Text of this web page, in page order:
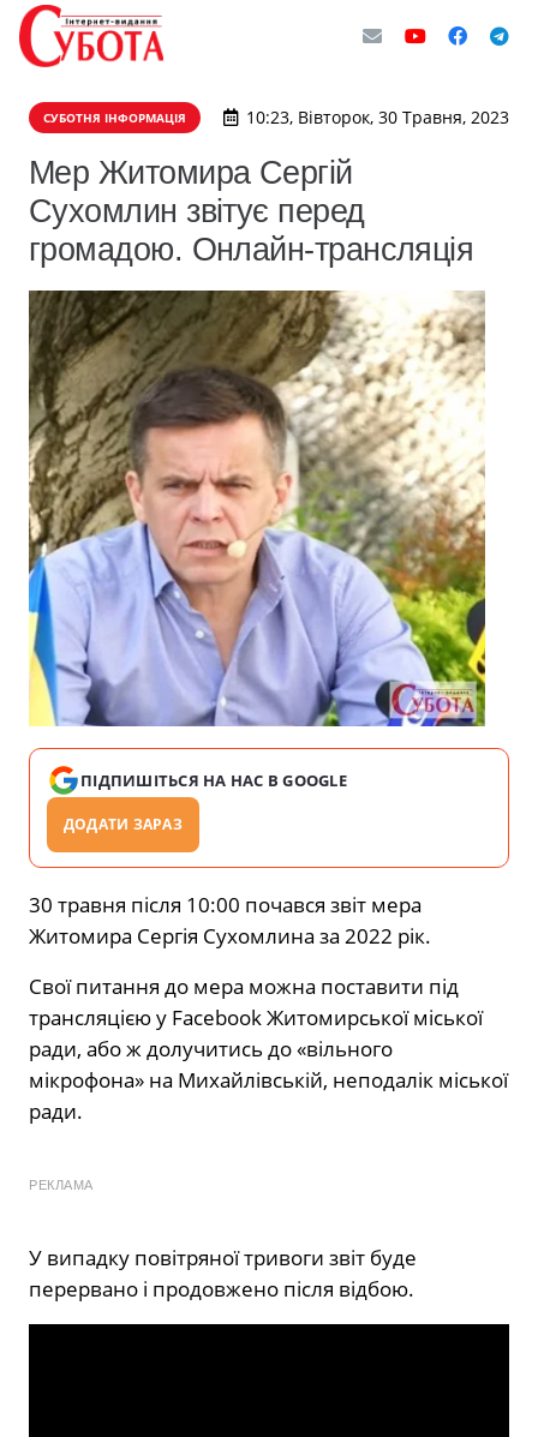
СУБОТНЯ ІНФОРМАЦІЯ 10:23, Вівторок, 30 Травня, 2023
Мер Житомира Сергій
Сухомлин звітує перед
громадою. Онлайн-трансляція
ПІДПИШІТЬСЯ НА НАС В GOOGLE
ДОДАТИ ЗАРАЗ
30 травня після 10:00 почався звіт мера
Житомира Сергія Сухомлина за 2022 рік.
Свої питання до мера можна поставити під
трансляцією у Facebook Житомирської міської
ради, або ж долучитись до «вільного
мікрофона» на Михайлівській, неподалік міської
ради.
РЕКЛАМА
У випадку повітряної тривоги звіт буде
перервано і продовжено після відбою.